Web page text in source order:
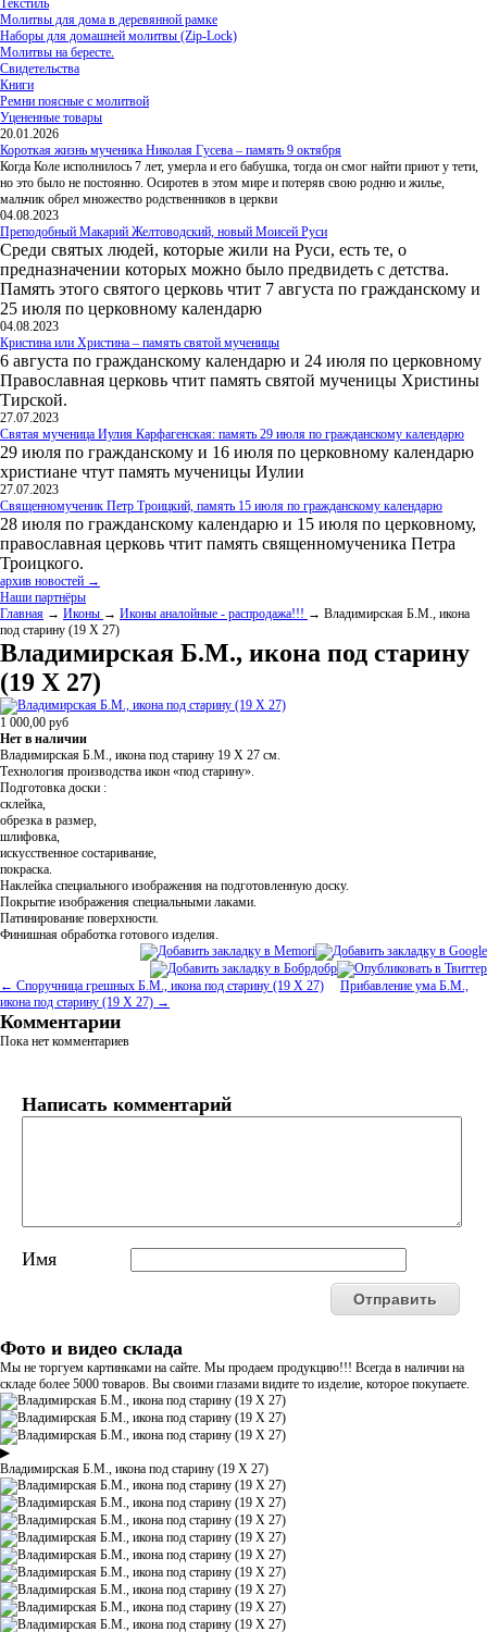
Текстиль
Молитвы для дома в деревянной рамке
Наборы для домашней молитвы (Zip-Lock)
Молитвы на бересте.
Свидетельства
Книги
Ремни поясные с молитвой
Уцененные товары
20.01.2026
Короткая жизнь мученика Николая Гусева – память 9 октября
Когда Коле исполнилось 7 лет, умерла и его бабушка, тогда он смог найти приют у тети,
но это было не постоянно. Осиротев в этом мире и потеряв свою родню и жилье,
мальчик обрел множество родственников в церкви
04.08.2023
Преподобный Макарий Желтоводский, новый Моисей Руси
Среди святых людей, которые жили на Руси, есть те, о
предназначении которых можно было предвидеть с детства.
Память этого святого церковь чтит 7 августа по гражданскому и
25 июля по церковному календарю
04.08.2023
Кристина или Христина – память святой мученицы
6 августа по гражданскому календарю и 24 июля по церковному
Православная церковь чтит память святой мученицы Христины
Тирской.
27.07.2023
Святая мученица Иулия Карфагенская: память 29 июля по гражданскому календарю
29 июля по гражданскому и 16 июля по церковному календарю
христиане чтут память мученицы Иулии
27.07.2023
Священномученик Петр Троицкий, память 15 июля по гражданскому календарю
28 июля по гражданскому календарю и 15 июля по церковному,
православная церковь чтит память священномученика Петра
Троицкого.
архив новостей →
Наши партнёры
Главная → Иконы → Иконы аналойные - распродажа!!! → Владимирская Б.М., икона
под старину (19 Х 27)
Владимирская Б.М., икона под старину
(19 Х 27)
1 000,00 руб
Нет в наличии
Владимирская Б.М., икона под старину 19 Х 27 см.
Технология производства икон «под старину».
Подготовка доски :
склейка,
обрезка в размер,
шлифовка,
искусственное состаривание,
покраска.
Наклейка специального изображения на подготовленную доску.
Покрытие изображения специальными лаками.
Патинирование поверхности.
Финишная обработка готового изделия.
← Споручница грешных Б.М., икона под старину (19 Х 27)
Прибавление ума Б.М.,
икона под старину (19 Х 27) →
Комментарии
Пока нет комментариев
Написать комментарий
Имя
Фото и видео склада
Мы не торгуем картинками на сайте. Мы продаем продукцию!!! Всегда в наличии на
складе более 5000 товаров. Вы своими глазами видите то изделие, которое покупаете.
▶
Владимирская Б.М., икона под старину (19 Х 27)